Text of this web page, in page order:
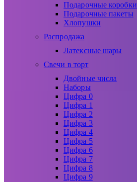
Подарочные коробки
Подарочные пакеты
Хлопушки
Распродажа
Латексные шары
Свечи в торт
Двойные числа
Наборы
Цифра 0
Цифра 1
Цифра 2
Цифра 3
Цифра 4
Цифра 5
Цифра 6
Цифра 7
Цифра 8
Цифра 9